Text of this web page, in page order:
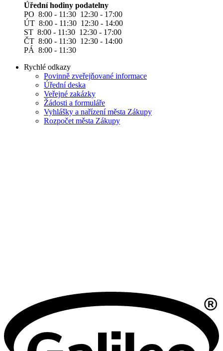
Úřední hodiny podatelny
PO 8:00 - 11:30 12:30 - 17:00
ÚT 8:00 - 11:30 12:30 - 14:00
ST 8:00 - 11:30 12:30 - 17:00
ČT 8:00 - 11:30 12:30 - 14:00
PÁ 8:00 - 11:30
Rychlé odkazy
Povinně zveřejňované informace
Úřední deska
Veřejné zakázky
Žádosti a formuláře
Vyhlášky a nařízení města Zákupy
Rozpočet města Zákupy